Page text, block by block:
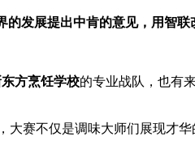
的发展提出中肯的意见， 用智联
东方烹饪学校的专业战队，也有
赛不仅是调味大师们展现才